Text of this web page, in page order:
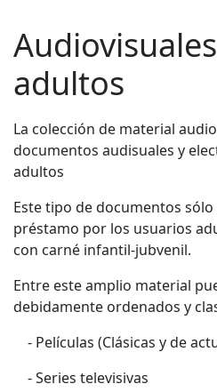
adultos
La colección de material
documentos audisuales y
adultos
Este tipo de documentos
préstamo por los usuarios
con carné infantil-jubvenil.
Entre este amplio material
debidamente ordenados y
- Películas (Clásicas y de
- Series televisivas